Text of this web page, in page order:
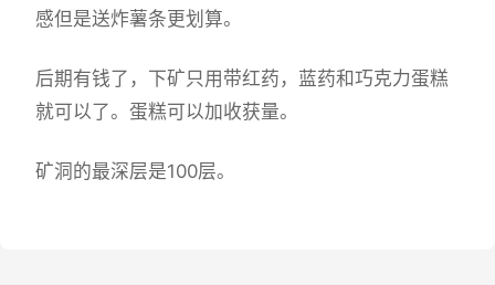
感但是送炸薯条更划算。
后期有钱了，下矿只用带红药，蓝药和巧克力蛋糕
就可以了。蛋糕可以加收获量。
矿洞的最深层是100层。